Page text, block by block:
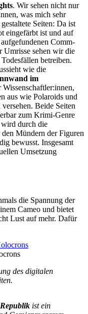
. Wir sehen nicht nur
was mich sehr
Seiten: Da ist
eingefärbt ist und auf
Comm-
Umrisse sehen wir die
betreiben.
wie die
im
aus wie Polaroids und
Beide Seiten
zum Krimi-Genre
wird durch die
Mündern der Figuren
bewusst. Insgesamt
Umsetzung
die Spannung der
Cameo und bietet
Lust auf mehr. Dafür
des digitalen
ist ein